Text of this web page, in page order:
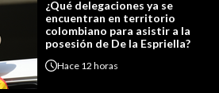
¿Qué delegaciones ya se
encuentran en territorio
colombiano para asistir a la
posesión de De la Espriella?
Hace 12 horas